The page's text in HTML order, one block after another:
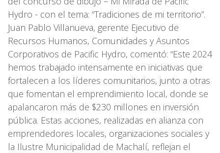
Hydro - con el tema: “Tradiciones de mi territorio”.
Juan Pablo Villanueva, gerente Ejecutivo de
Recursos Humanos, Comunidades y Asuntos
Corporativos de Pacific Hydro, comentó: “Este 2024
hemos trabajado intensamente en iniciativas que
fortalecen a los líderes comunitarios, junto a otras
que fomentan el emprendimiento local, donde se
apalancaron más de $230 millones en inversión
pública. Estas acciones, realizadas en alianza con
emprendedores locales, organizaciones sociales y
la Ilustre Municipalidad de Machalí, reflejan el